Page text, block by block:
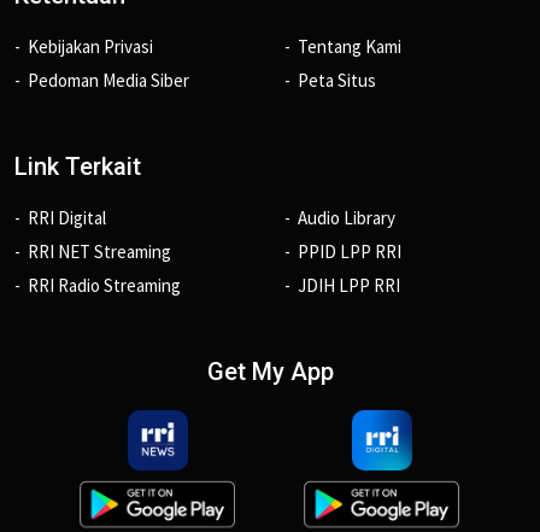
Kebijakan Privasi
Pedoman Media Siber
Tentang Kami
Peta Situs
Link Terkait
RRI Digital
RRI NET Streaming
RRI Radio Streaming
Audio Library
PPID LPP RRI
JDIH LPP RRI
Get My App